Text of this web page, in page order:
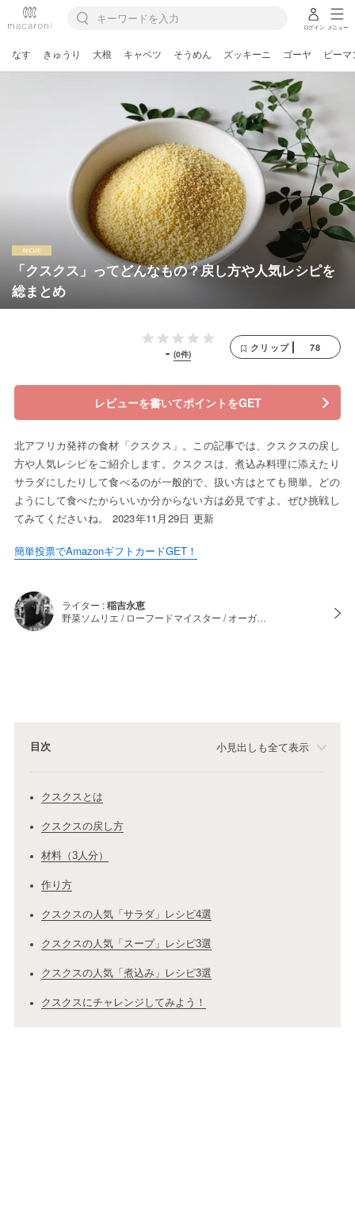
ログイン メニュー
なす きゅうり 大根 キャベツ そうめん ズッキーニ ゴーヤ ピーマ
「クスクス」ってどんなもの？戻し方や人気レシピを
総まとめ
- (0件)
クリップ 78
レビューを書いてポイントをGET
北アフリカ発祥の食材「クスクス」。この記事では、クスクスの戻し
方や人気レシピをご紹介します。クスクスは、煮込み料理に添えたり
サラダにしたりして食べるのが一般的で、扱い方はとても簡単。どの
ようにして食べたからいいか分からない方は必見ですよ。ぜひ挑戦し
てみてくださいね。 2023年11月29日 更新
簡単投票でAmazonギフトカードGET！
ライター :稲吉永恵
野菜ソムリエ / ローフードマイスター / オーガ…
目次 小見出しも全て表示
クスクスとは
クスクスの戻し方
材料（3人分）
作り方
クスクスの人気「サラダ」レシピ4選
クスクスの人気「スープ」レシピ3選
クスクスの人気「煮込み」レシピ3選
クスクスにチャレンジしてみよう！